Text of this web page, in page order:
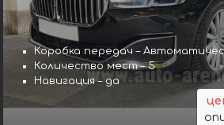
Коробка передач –
Количество мест – 5
Навигация – да